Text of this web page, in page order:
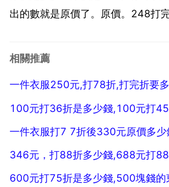
出的數就是原價了。原價。248打
88 248 0.88 218.24元 答 現價...
相關推薦
一件衣服250元,打78折,打完折要
100元打36折是多少錢,100元打
一件衣服打7 7折後330元原價多少
346元，打88折多少錢,688元打